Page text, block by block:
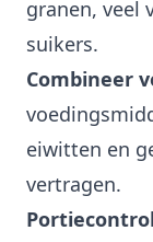
granen, veel
suikers.
Combineer
eiwitten en
vertragen.